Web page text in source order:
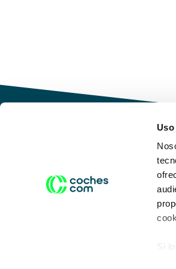
Si
Conduce tu futuro,
desata tu movilidad